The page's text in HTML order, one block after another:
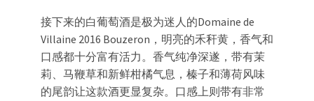
接下来的白葡萄酒是极为迷人的Domaine de
Villaine 2016 Bouzeron，明亮的禾秆黄，香气和
口感都十分富有活力。香气纯净深遂，带有茉
莉、马鞭草和新鲜柑橘气息，榛子和薄荷风味
的尾韵让这款酒更显复杂。口感上则带有非常